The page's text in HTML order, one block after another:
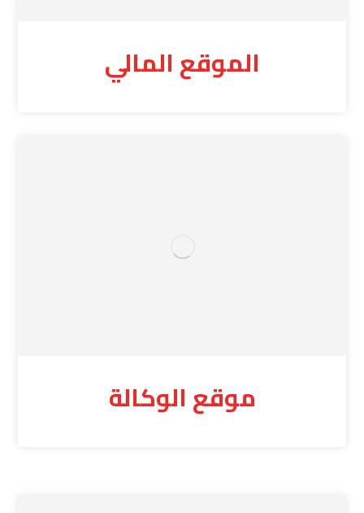
الموقع المالي
موقع الوكالة